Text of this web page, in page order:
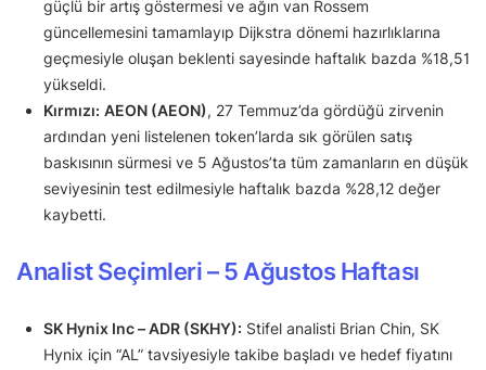
güçlü bir artış göstermesi ve ağın van Rossem
güncellemesini tamamlayıp Dijkstra dönemi hazırlıklarına
geçmesiyle oluşan beklenti sayesinde haftalık bazda %18,51
yükseldi.
Kırmızı: AEON (AEON), 27 Temmuz’da gördüğü zirvenin
ardından yeni listelenen token’larda sık görülen satış
baskısının sürmesi ve 5 Ağustos’ta tüm zamanların en düşük
seviyesinin test edilmesiyle haftalık bazda %28,12 değer
kaybetti.
Analist Seçimleri – 5 Ağustos Haftası
SK Hynix Inc – ADR (SKHY): Stifel analisti Brian Chin, SK
Hynix için “AL” tavsiyesiyle takibe başladı ve hedef fiyatını